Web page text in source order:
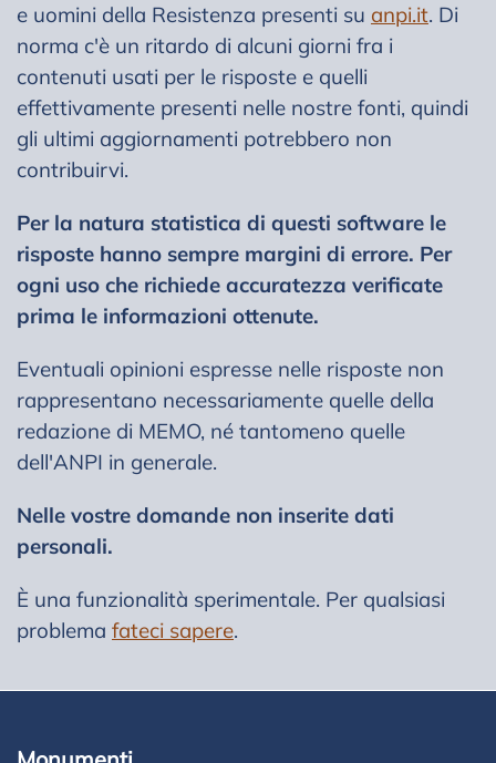
e uomini della Resistenza presenti su anpi.it. Di
norma c'è un ritardo di alcuni giorni fra i
contenuti usati per le risposte e quelli
effettivamente presenti nelle nostre fonti, quindi
gli ultimi aggiornamenti potrebbero non
contribuirvi.
Per la natura statistica di questi software le
risposte hanno sempre margini di errore. Per
ogni uso che richiede accuratezza verificate
prima le informazioni ottenute.
Eventuali opinioni espresse nelle risposte non
rappresentano necessariamente quelle della
redazione di MEMO, né tantomeno quelle
dell'ANPI in generale.
Nelle vostre domande non inserite dati
personali.
È una funzionalità sperimentale. Per qualsiasi
problema fateci sapere.